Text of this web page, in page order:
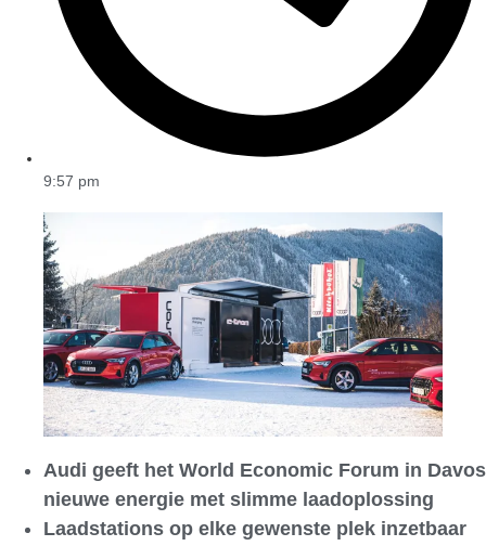
9:57 pm
Audi geeft het World Economic Forum in Davos
nieuwe energie met slimme laadoplossing
Laadstations op elke gewenste plek inzetbaar